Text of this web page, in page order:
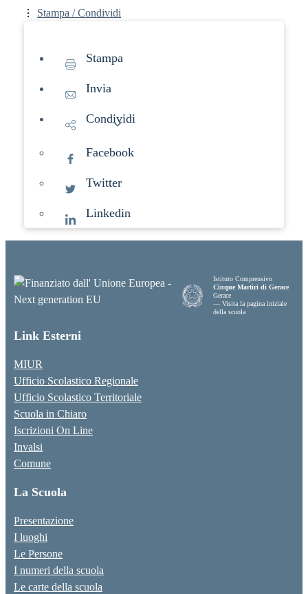
Stampa / Condividi
Stampa
Invia
Condividi
Facebook
Twitter
Linkedin
Istituto Comprensivo
Cinque Martiri di Gerace
Gerace
— Visita la pagina iniziale
della scuola
Link Esterni
MIUR
Ufficio Scolastico Regionale
Ufficio Scolastico Territoriale
Scuola in Chiaro
Iscrizioni On Line
Invalsi
Comune
La Scuola
Presentazione
I luoghi
Le Persone
I numeri della scuola
Le carte della scuola